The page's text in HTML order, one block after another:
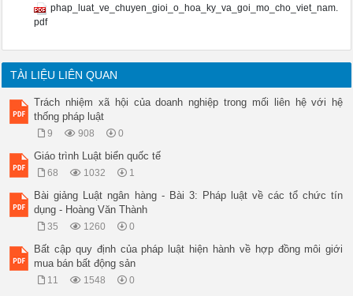
phap_luat_ve_chuyen_gioi_o_hoa_ky_va_goi_mo_cho_viet_nam.
pdf
TÀI LIỆU LIÊN QUAN
Trách nhiệm xã hội của doanh nghiệp trong mối liên hệ với hệ
thống pháp luật
9 908 0
Giáo trình Luật biển quốc tế
68 1032 1
Bài giảng Luật ngân hàng - Bài 3: Pháp luật về các tổ chức tín
dụng - Hoàng Văn Thành
35 1260 0
Bất cập quy định của pháp luật hiện hành về hợp đồng môi giới
mua bán bất động sản
11 1548 0